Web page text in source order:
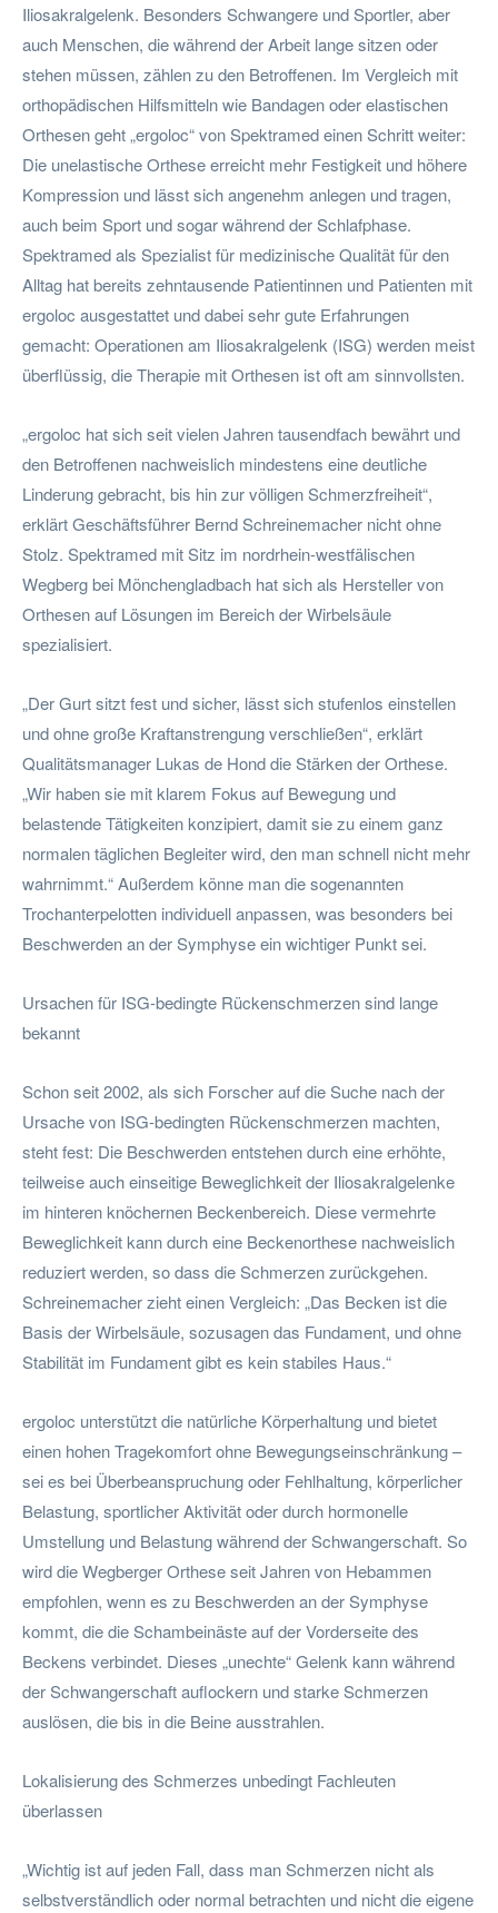
Iliosakralgelenk. Besonders Schwangere und Sportler, aber
auch Menschen, die während der Arbeit lange sitzen oder
stehen müssen, zählen zu den Betroffenen. Im Vergleich mit
orthopädischen Hilfsmitteln wie Bandagen oder elastischen
Orthesen geht „ergoloc“ von Spektramed einen Schritt weiter:
Die unelastische Orthese erreicht mehr Festigkeit und höhere
Kompression und lässt sich angenehm anlegen und tragen,
auch beim Sport und sogar während der Schlafphase.
Spektramed als Spezialist für medizinische Qualität für den
Alltag hat bereits zehntausende Patientinnen und Patienten mit
ergoloc ausgestattet und dabei sehr gute Erfahrungen
gemacht: Operationen am Iliosakralgelenk (ISG) werden meist
überflüssig, die Therapie mit Orthesen ist oft am sinnvollsten.
„ergoloc hat sich seit vielen Jahren tausendfach bewährt und
den Betroffenen nachweislich mindestens eine deutliche
Linderung gebracht, bis hin zur völligen Schmerzfreiheit“,
erklärt Geschäftsführer Bernd Schreinemacher nicht ohne
Stolz. Spektramed mit Sitz im nordrhein-westfälischen
Wegberg bei Mönchengladbach hat sich als Hersteller von
Orthesen auf Lösungen im Bereich der Wirbelsäule
spezialisiert.
„Der Gurt sitzt fest und sicher, lässt sich stufenlos einstellen
und ohne große Kraftanstrengung verschließen“, erklärt
Qualitätsmanager Lukas de Hond die Stärken der Orthese.
„Wir haben sie mit klarem Fokus auf Bewegung und
belastende Tätigkeiten konzipiert, damit sie zu einem ganz
normalen täglichen Begleiter wird, den man schnell nicht mehr
wahrnimmt.“ Außerdem könne man die sogenannten
Trochanterpelotten individuell anpassen, was besonders bei
Beschwerden an der Symphyse ein wichtiger Punkt sei.
Ursachen für ISG-bedingte Rückenschmerzen sind lange
bekannt
Schon seit 2002, als sich Forscher auf die Suche nach der
Ursache von ISG-bedingten Rückenschmerzen machten,
steht fest: Die Beschwerden entstehen durch eine erhöhte,
teilweise auch einseitige Beweglichkeit der Iliosakralgelenke
im hinteren knöchernen Beckenbereich. Diese vermehrte
Beweglichkeit kann durch eine Beckenorthese nachweislich
reduziert werden, so dass die Schmerzen zurückgehen.
Schreinemacher zieht einen Vergleich: „Das Becken ist die
Basis der Wirbelsäule, sozusagen das Fundament, und ohne
Stabilität im Fundament gibt es kein stabiles Haus.“
ergoloc unterstützt die natürliche Körperhaltung und bietet
einen hohen Tragekomfort ohne Bewegungseinschränkung –
sei es bei Überbeanspruchung oder Fehlhaltung, körperlicher
Belastung, sportlicher Aktivität oder durch hormonelle
Umstellung und Belastung während der Schwangerschaft. So
wird die Wegberger Orthese seit Jahren von Hebammen
empfohlen, wenn es zu Beschwerden an der Symphyse
kommt, die die Schambeinäste auf der Vorderseite des
Beckens verbindet. Dieses „unechte“ Gelenk kann während
der Schwangerschaft auflockern und starke Schmerzen
auslösen, die bis in die Beine ausstrahlen.
Lokalisierung des Schmerzes unbedingt Fachleuten
überlassen
„Wichtig ist auf jeden Fall, dass man Schmerzen nicht als
selbstverständlich oder normal betrachten und nicht die eigene